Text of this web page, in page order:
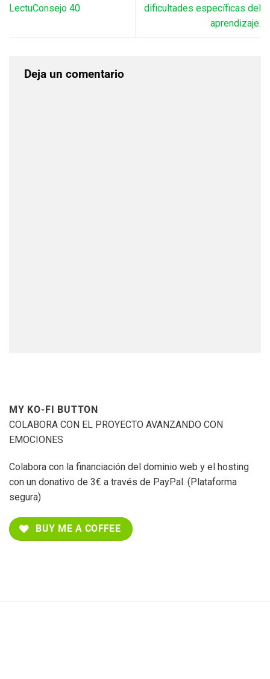
LectuConsejo 40
dificultades específicas del
aprendizaje.
Deja un comentario
MY KO-FI BUTTON
COLABORA CON EL PROYECTO AVANZANDO CON
EMOCIONES
Colabora con la financiación del dominio web y el hosting
con un donativo de 3€ a través de PayPal. (Plataforma
segura)
BUY ME A COFFEE